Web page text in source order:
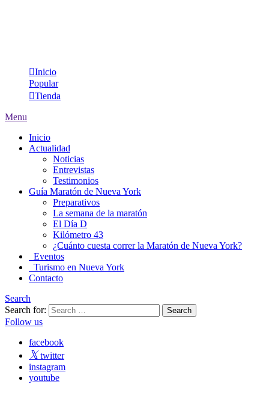
Inicio
Popular
Tienda
Menu
Inicio
Actualidad
Noticias
Entrevistas
Testimonios
Guía Maratón de Nueva York
Preparativos
La semana de la maratón
El Día D
Kilómetro 43
¿Cuánto cuesta correr la Maratón de Nueva York?
Eventos
Turismo en Nueva York
Contacto
Search
Search for:
Follow us
facebook
twitter
instagram
youtube